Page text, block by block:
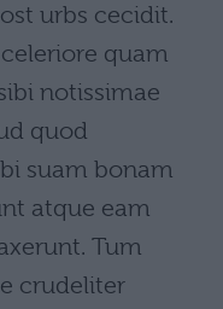
urbs cecidit.
quam
notissimae
quod
suam bonam
atque eam
Tum
crudeliter